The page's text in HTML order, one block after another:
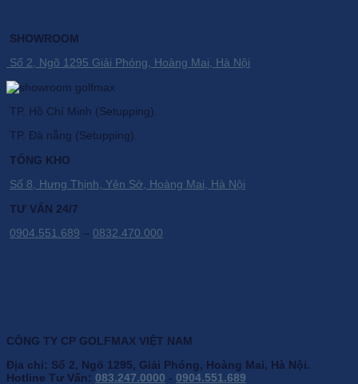
SHOWROOM
Số 2, Ngõ 1295 Giải Phóng, Hoàng Mai, Hà Nội
TP. Hồ Chí Minh (Setupping).
TP. Đà nẵng (Setupping).
TỔNG KHO
Số 8, Hưng Thịnh, Yên Sở, Hoàng Mai, Hà Nội
TƯ VẤN 24/7
0904.551.689 – 0832.470.000
CÔNG TY CP GOLFMAX VIỆT NAM
Địa chỉ: Số 2, Ngõ 1295, Giải Phóng, Hoàng Mai, Hà Nội.
Hotline Tư Vấn: 083.247.0000 - 0904.551.689